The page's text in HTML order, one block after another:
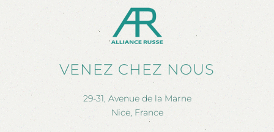
VENEZ CHEZ NOUS
29-31, Avenue de la Marne
Nice, France